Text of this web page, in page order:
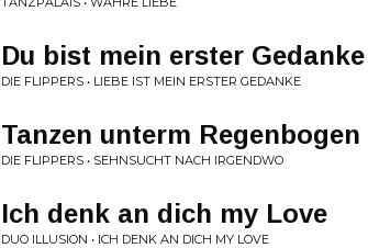
Du bist mein erster Gedanke
DIE FLIPPERS • LIEBE IST MEIN ERSTER GEDANKE
Tanzen unterm Regenbogen
DIE FLIPPERS • SEHNSUCHT NACH IRGENDWO
Ich denk an dich my Love
DUO ILLUSION • ICH DENK AN DICH MY LOVE